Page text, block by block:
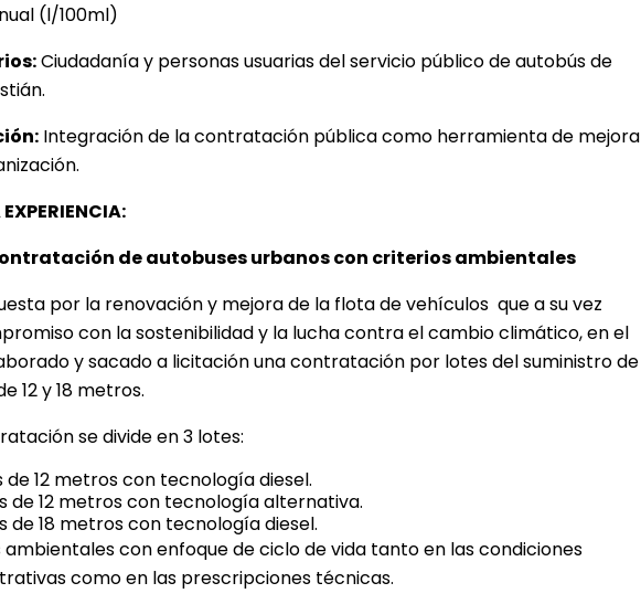
Ciudadanía y personas usuarias del servicio público de autobús de
Integración de la contratación pública como herramienta de mejora
de autobuses urbanos con criterios ambientales
por la renovación y mejora de la flota de vehículos que a su vez
con la sostenibilidad y la lucha contra el cambio climático, en el
y sacado a licitación una contratación por lotes del suministro de
12 y 18 metros.
se divide en 3 lotes:
de 12 metros con tecnología diesel.
de 12 metros con tecnología alternativa.
de 18 metros con tecnología diesel.
con enfoque de ciclo de vida tanto en las condiciones
como en las prescripciones técnicas.